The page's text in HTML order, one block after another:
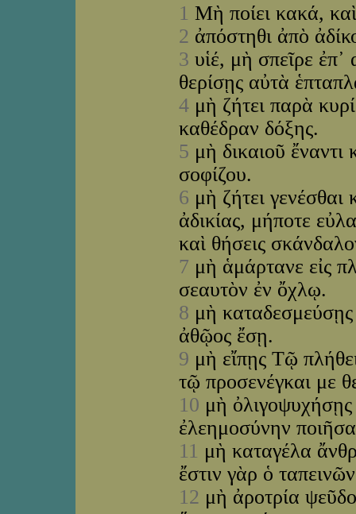
1 Μὴ ποίει κακά,
2 ἀπόστηθι ἀπὸ
3 υἱέ, μὴ σπεῖρε
θερίσῃς αὐτὰ
4 μὴ ζήτει παρὰ
καθέδραν δόξης.
5 μὴ δικαιοῦ
σοφίζου.
6 μὴ ζήτει γενέσθαι
ἀδικίας, μήποτε
καὶ θήσεις
7 μὴ ἁμάρτανε εἰς
σεαυτὸν ἐν ὄχλῳ.
8 μὴ καταδεσμεύσῃς
ἀθῷος ἔσῃ.
9 μὴ εἴπῃς Τῷ
τῷ προσενέγκαι με
10 μὴ
ἐλεημοσύνην
11 μὴ καταγέλα
ἔστιν γὰρ ὁ
12 μὴ ἀροτρία